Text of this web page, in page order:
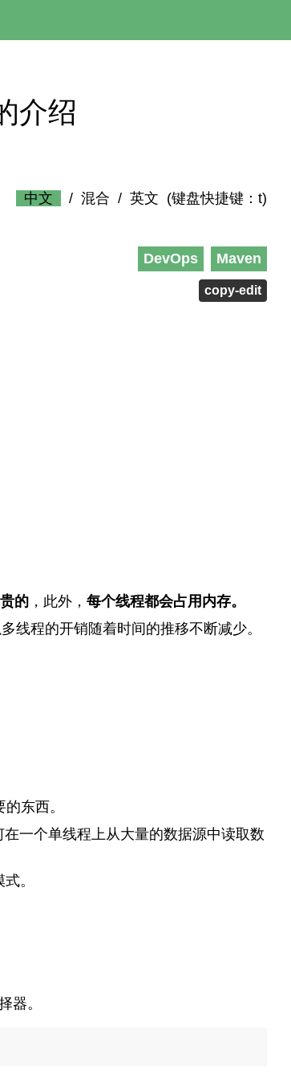
介绍
中文 / 混合 / 英文 (键盘快捷键：t)
DevOps Maven
copy-edit
的，此外， 每个线程都会占用内存。
线程的开销随着时间的推移不断减少。
东西。
一个单线程上从大量的数据源中读取数
。
器。